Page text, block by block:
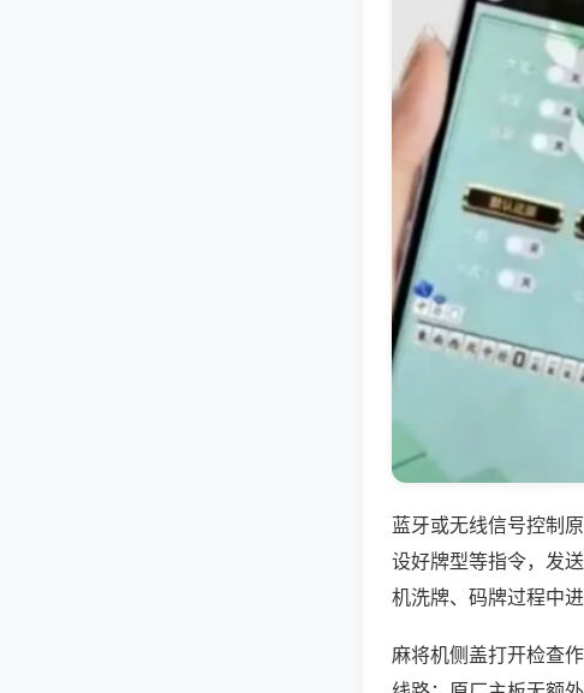
蓝牙或无线信号控制
设好牌型等指令，发
机洗牌、码牌过程中
麻将机侧盖打开检查